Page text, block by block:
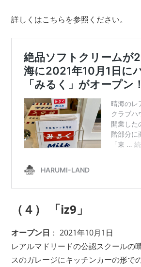
詳しくはこちらを参照ください。
（４） 「iz9」
オープン日 ： 2021年10月1日
レアルマドリードの公認スクールの
スのガレージにキッチンカーの形で